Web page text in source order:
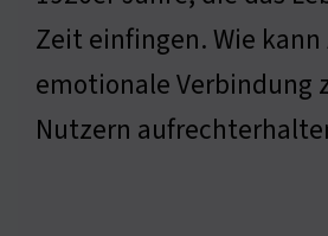
Zeit einfingen. Wie
emotionale Verbindung
Nutzern